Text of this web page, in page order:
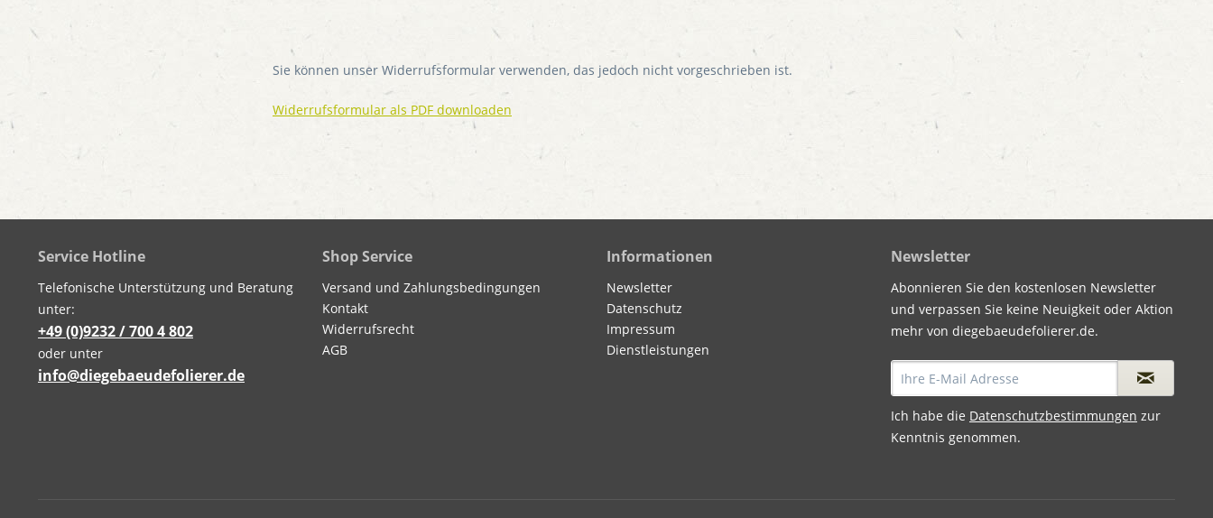
Sie können unser Widerrufsformular verwenden, das jedoch nicht vorgeschrieben ist.
Widerrufsformular als PDF downloaden
Service Hotline
Telefonische Unterstützung und Beratung
unter:
+49 (0)9232 / 700 4 802
oder unter
info@diegebaeudefolierer.de
Shop Service
Versand und Zahlungsbedingungen
Kontakt
Widerrufsrecht
AGB
Informationen
Newsletter
Datenschutz
Impressum
Dienstleistungen
Newsletter
Abonnieren Sie den kostenlosen Newsletter
und verpassen Sie keine Neuigkeit oder Aktion
mehr von diegebaeudefolierer.de.
Ich habe die Datenschutzbestimmungen zur
Kenntnis genommen.